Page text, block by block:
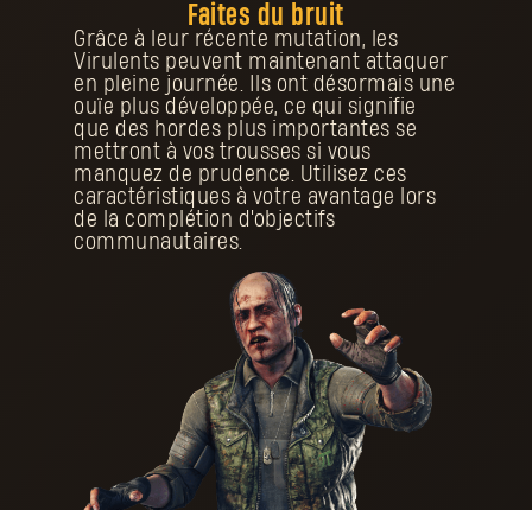
Faites du bruit
Grâce à leur récente mutation, les
Virulents peuvent maintenant attaquer
en pleine journée. Ils ont désormais une
ouïe plus développée, ce qui signifie
que des hordes plus importantes se
mettront à vos trousses si vous
manquez de prudence. Utilisez ces
caractéristiques à votre avantage lors
de la complétion d'objectifs
communautaires.